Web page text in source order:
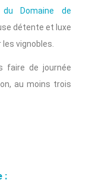
du Domaine de
détente et luxe
les vignobles.
faire de journée
au moins trois
: